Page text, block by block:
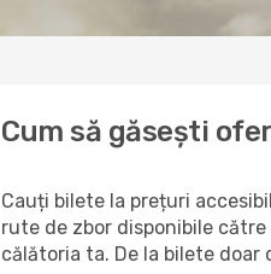
Cum să găsești
Cauți bilete la prețuri
rute de zbor disponibile
călătoria ta. De la bilete